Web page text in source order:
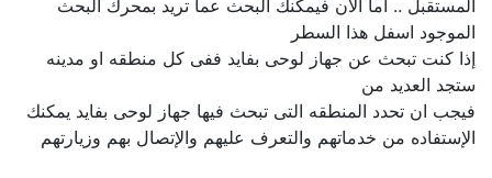
المستقبل .. اما الآن فيمكنك البحث عما تريد بمحرك البحث
الموجود اسفل هذا السطر
إذا كنت تبحث عن جهاز لوحى بفايد ففى كل منطقه او مدينه
ستجد العديد من
فيجب ان تحدد المنطقه التى تبحث فيها جهاز لوحى بفايد يمكنك
الإستفاده من خدماتهم والتعرف عليهم والإتصال بهم وزيارتهم